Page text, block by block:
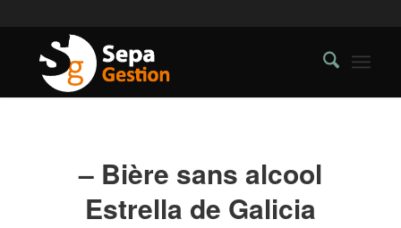
– Bière sans alcool
Estrella de Galicia